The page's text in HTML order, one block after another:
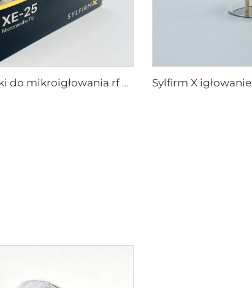
Sylfirm X końcówki do mikroigłowania rf XE-25